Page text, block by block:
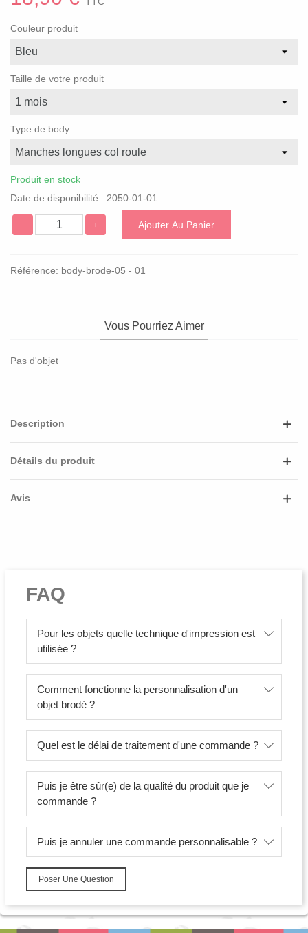
Couleur produit
Taille de votre produit
Type de body
Produit en stock
Date de disponibilité : 2050-01-01
- + Ajouter Au Panier
Référence: body-brode-05 - 01
Vous Pourriez Aimer
Pas d'objet
Description
Détails du produit
Avis
FAQ
Pour les objets quelle technique d'impression est
utilisée ?
Comment fonctionne la personnalisation d'un
objet brodé ?
Quel est le délai de traitement d'une commande ?
Puis je être sûr(e) de la qualité du produit que je
commande ?
Puis je annuler une commande personnalisable ?
Poser Une Question